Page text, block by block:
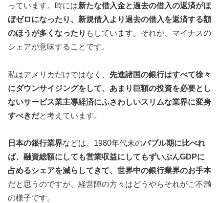
っています。時には新たな借入金と過去の借入の返済がほ
ぼゼロになったり、新規借入より過去の借入を返済する額
のほうが多くなったり もしています。それが、マイナスの
シェアが意味することです。
私はアメリカだけではなく、 先進諸国の銀行はすべて徐々
にダウンサイジングをして、あまり巨額の投資を必要とし
ないサービス業主導経済にふさわしいスリムな業界に変身
すべきだと考えています。
日本の銀行業界などは、1980年代末のバブル期に比べれ
ば、融資総額にしても営業収益にしてもずいぶんGDPに
占めるシェアを減らしてきて、世界中の銀行業界のお手本
だと思うのですが、経営陣の方々はどうやらそれがご不満
の様子です。